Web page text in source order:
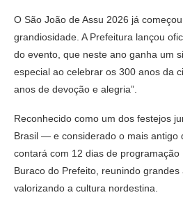
O São João de Assu 2026 já
grandiosidade. A Prefeitura lançou
do evento, que neste ano ganha um
especial ao celebrar os 300 anos da
anos de devoção e alegria”.
Reconhecido como um dos festejos
Brasil — e considerado o mais
contará com 12 dias de
Buraco do Prefeito, reunindo
valorizando a cultura nordestina.